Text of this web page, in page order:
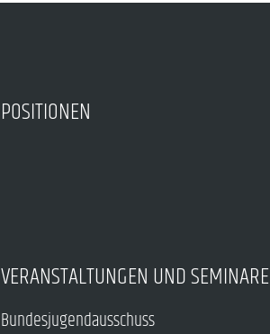
POSITIONEN
VERANSTALTUNGEN UND SEMINARE
Bundesjugendausschuss